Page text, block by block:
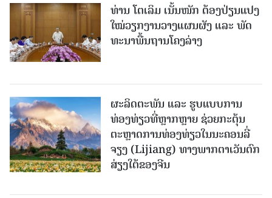
ທ່ານ ໂຕ​ເລິມ ເນັ້ນໜັກ ຕ້ອງ​ປ່ຽນ​ແປງ​
ໃໝ່​ວຽກ​ງານ​ວາງ​ແຜນ​ຜັງ ແລະ ​ພັດ​
ທະ​ນາ​ພື້ນ​ຖານ​ໂຄງ​ລ່າງ
ຜະລິດຕະພັນ ແລະ ຮູບແບບການ
ທ່ອງທ່ຽວທີ່ຫຼາກຫຼາຍ ຊ່ວຍກະຕຸ້ນ
ຕະຫຼາດການທ່ອງທ່ຽວໃນນະຄອນລີ່
ຈຽງ (Lijiang) ທາງພາກຕາເວັນຕົກ
ສ່ຽງໃຕ້ຂອງຈີນ